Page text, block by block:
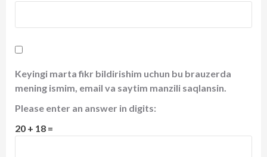
Keyingi marta fikr bildirishim uchun bu brauzerda
mening ismim, email va saytim manzili saqlansin.
Please enter an answer in digits:
20 + 18 =